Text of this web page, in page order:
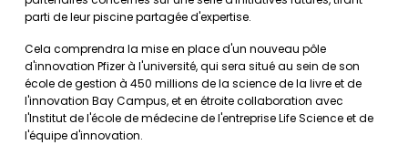
parti de leur piscine partagée d'expertise.
Cela comprendra la mise en place d'un nouveau pôle
d'innovation Pfizer à l'université, qui sera situé au sein de son
école de gestion à 450 millions de la science de la livre et de
l'innovation Bay Campus, et en étroite collaboration avec
l'Institut de l'école de médecine de l'entreprise Life Science et de
l'équipe d'innovation.